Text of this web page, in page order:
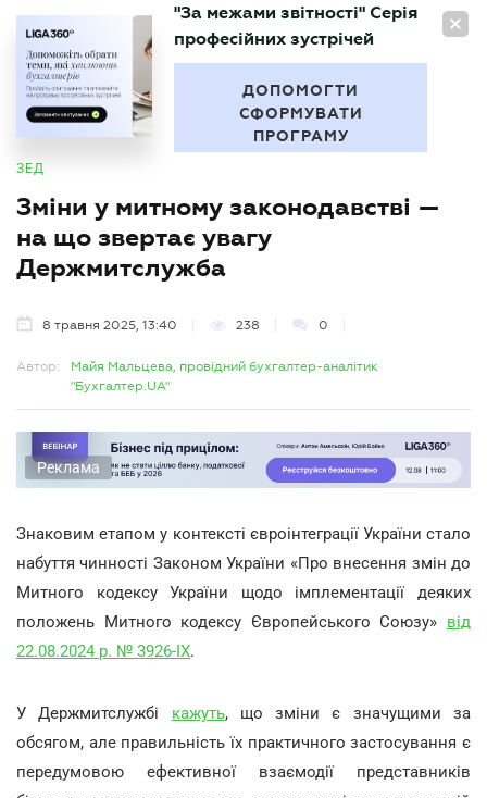
UA
БУХГАЛТЕР
"За межами звітності" Серія
професійних зустрічей
ДОПОМОГТИ
СФОРМУВАТИ
ПРОГРАМУ
ЗЕД
Зміни у митному законодавстві —
на що звертає увагу
Держмитслужба
8 травня 2025, 13:40 238 0
Автор:
Майя Мальцева, провідний бухгалтер-аналітик
"Бухгалтер.UA"
Реклама
Знаковим етапом у контексті євроінтеграції України стало
набуття чинності Законом України «Про внесення змін до
Митного кодексу України щодо імплементації деяких
положень Митного кодексу Європейського Союзу» від
22.08.2024 р. № 3926-IX.
У Держмитслужбі кажуть, що зміни є значущими за
обсягом, але правильність їх практичного застосування є
передумовою ефективної взаємодії представників